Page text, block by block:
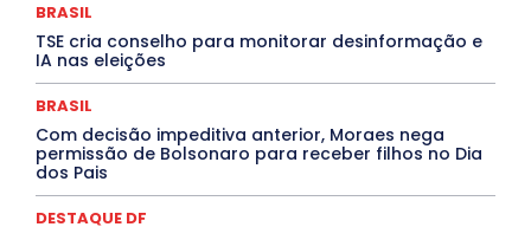
Destaques Enfermagem Unida
DISTRITO FEDERAL
EDUCAÇÃO
ELEIÇÕES
EMPREGO E OPORTUNIDADES
Espírito Santo
ESPORTE ESTÁGIO
EVENTOS
Febre Oropouche
FILMES
INTELIGÊNCIA ARTIFICIAL
INTERNACIONAL
Maranhão
Marburg
Mato Grosso
Mato Grosso do Sul
BRASIL
TSE cria conselho para monitorar desinformação e
IA nas eleições
BRASIL
Com decisão impeditiva anterior, Moraes nega
permissão de Bolsonaro para receber filhos no Dia
dos Pais
DESTAQUE DF